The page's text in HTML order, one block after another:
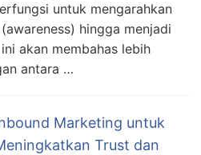
untuk mengarahkan
hingga menjadi
akan membahas lebih
antara …
Marketing untuk
Trust dan